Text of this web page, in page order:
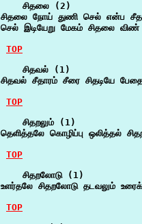
    சிதலை (2)
சிதலை நோய் துணி செல் என்ப
செல் இடியேறு மேகம் சிதலை
TOP
    சிதவல் (1)
சிதவல் சீதாரம் சீரை சிதடியே
TOP
    சிதறலும் (1)
தெளித்தலே கொழிப்பு ஒலித்தல்
TOP
    சிதறலோடு (1)
உளர்தலே சிதறலோடு தடவலும்
TOP